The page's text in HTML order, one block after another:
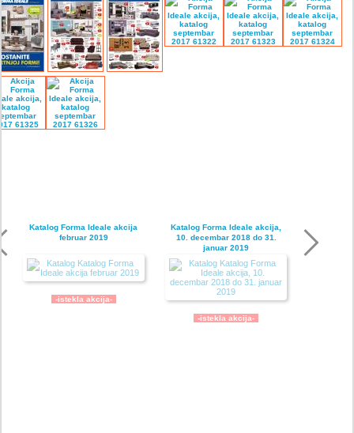
Katalog Forma Ideale akcija
februar 2019
-istekla akcija-
Katalog Forma Ideale akcija,
10. decembar 2018 do 31.
januar 2019
-istekla akcija-